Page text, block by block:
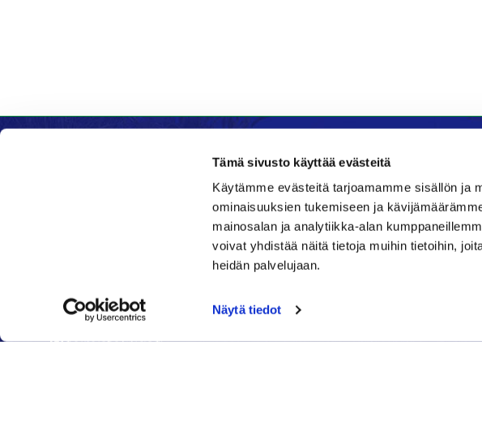
Tämä sivusto käyttää evästeitä
Käytämme evästeitä tarjoamamme sisällön ja
ominaisuuksien tukemiseen ja
mainosalan ja analytiikka-alan
voivat yhdistää näitä tietoja muihin tietoihin,
heidän palvelujaan.
Näytä tiedot
Caddiemaster
06 46040682
toimisto@jgs.fi
Ravintola
Daniel's Bistro
Nykäläntie 177
62600 Lappajärvi